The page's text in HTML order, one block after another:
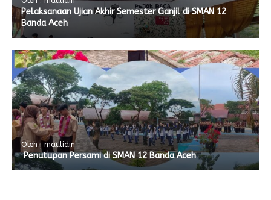
Pelaksanaan Ujian Akhir Semester Ganjil di SMAN 12
Banda Aceh
Oleh : maulidin
Penutupan Persami di SMAN 12 Banda Aceh